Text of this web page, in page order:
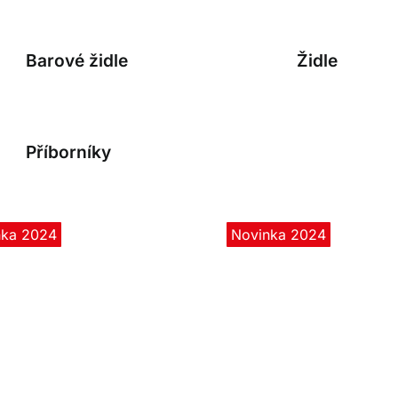
Barové židle Židle
Příborníky
2024 Novinka 2024